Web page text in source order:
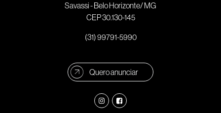
Savassi - Belo Horizonte/ MG
CEP 30.130-145
(31) 99791-5990
Quero anunciar